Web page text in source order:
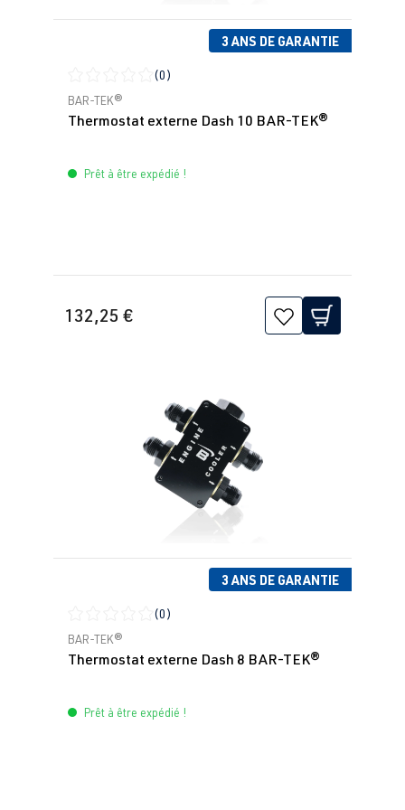
3 ANS DE GARANTIE
Note moyenne de 0 sur 5 étoiles
(0)
BAR-TEK®
Thermostat externe Dash 10 BAR-TEK®
Prêt à être expédié !
132,25 €
3 ANS DE GARANTIE
Note moyenne de 0 sur 5 étoiles
(0)
BAR-TEK®
Thermostat externe Dash 8 BAR-TEK®
Prêt à être expédié !